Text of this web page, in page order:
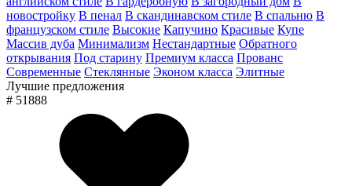
новостройку В пенал В скандинавском стиле В спальню В
французском стиле Высокие Капучино Красивые Купе
Массив дуба Минимализм Нестандартные Обратного
открывания Под старину Премиум класса Прованс
Современные Стеклянные Эконом класса Элитные
Лучшие предложения
# 51888